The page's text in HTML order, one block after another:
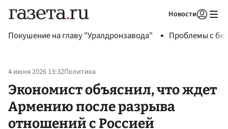
Новости
Покушение на главу "Уралдронзавода" Проблемы с
4 июня 2026 13:32Политика
Экономист объяснил, что ждет
Армению после разрыва
отношений с Россией